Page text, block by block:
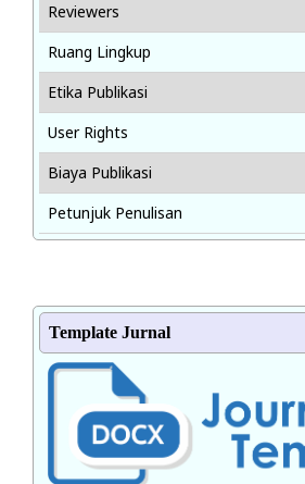
Reviewers
Ruang Lingkup
Etika Publikasi
User Rights
Biaya Publikasi
Petunjuk Penulisan
Template Jurnal